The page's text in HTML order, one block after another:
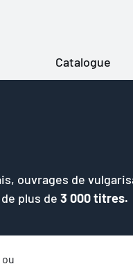
Catalogue
ouvrages de
plus de 3 000 titres.